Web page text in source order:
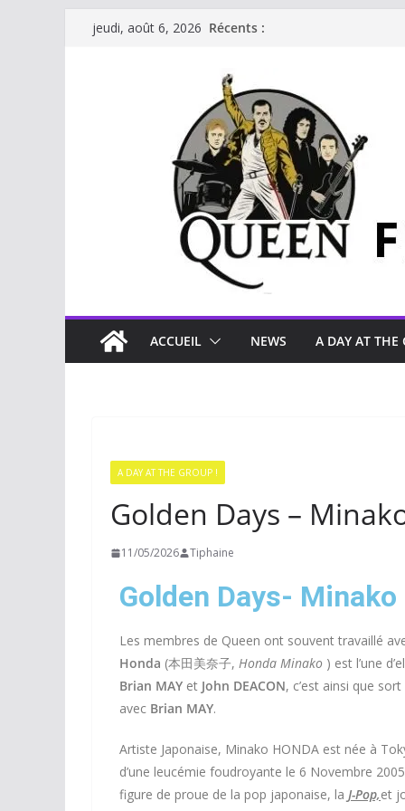
jeudi, août 6, 2026 Récents :
ACCUEIL NEWS A DAY AT THE
A DAY AT THE GROUP !
Golden Days –
11/05/2026 Tiphaine
Golden Days- Minako
Les membres de Queen ont souvent travaillé
Honda (本田美奈子, Honda Minako ) est l’une
Brian MAY et John DEACON, c’est ainsi que
avec Brian MAY.
Artiste Japonaise, Minako HONDA est née à
d’une leucémie foudroyante le 6 Novembre
figure de proue de la pop japonaise, la J-Pop,et